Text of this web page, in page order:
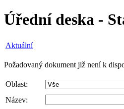
Úřední deska -
Aktuální
Požadovaný dokument již není k
Oblast:
Název: